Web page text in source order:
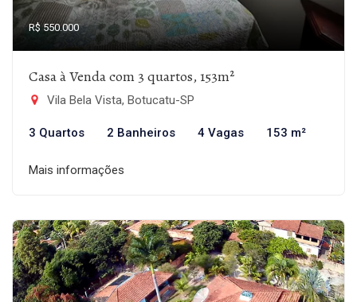
R$ 550.000
Casa à Venda com 3 quartos, 153m²
Vila Bela Vista, Botucatu-SP
3 Quartos 2 Banheiros 4 Vagas 153 m²
Mais informações